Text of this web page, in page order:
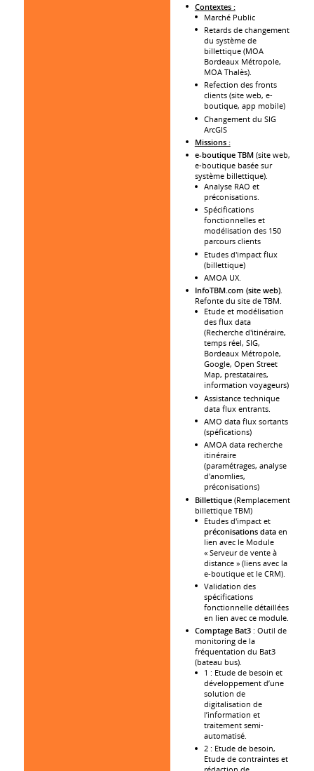
Contextes :
Marché Public
Retards de changement
du système de
billettique (MOA
Bordeaux Métropole,
MOA Thalès).
Refection des fronts
clients (site web, e-
boutique, app mobile)
Changement du SIG
ArcGIS
Missions :
e-boutique TBM(site web,
e-boutique basée sur
système billettique).
Analyse RAO et
préconisations.
Spécifications
fonctionnelles et
modélisation des 150
parcours clients
Etudes d'impact flux
(billettique)
AMOA UX.
InfoTBM.com (site web).
Refonte du site de TBM.
Etude et modélisation
des flux data
(Recherche d'itinéraire,
temps réel, SIG,
Bordeaux Métropole,
Google, Open Street
Map, prestataires,
information voyageurs)
Assistance technique
data flux entrants.
AMO data flux sortants
(spéfications)
AMOA data recherche
itinéraire
(paramétrages, analyse
d'anomlies,
préconisations)
Billettique(Remplacement
billettique TBM)
Etudes d'impact et
préconisations dataen
lien avec le Module
« Serveur de vente à
distance » (liens avec la
e-boutique et le CRM).
Validation des
spécifications
fonctionnelle détaillées
en lien avec ce module.
Comptage Bat3: Outil de
monitoring de la
fréquentation du Bat3
(bateau bus).
1 : Etude de besoin et
développement d’une
solution de
digitalisation de
l’information et
traitement semi-
automatisé.
2 : Etude de besoin,
Etude de contraintes et